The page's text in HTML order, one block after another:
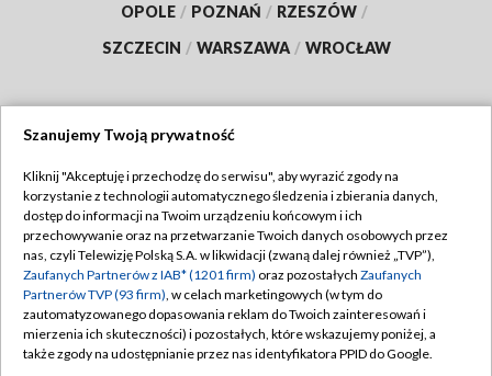
OPOLE / POZNAŃ / RZESZÓW /
SZCZECIN / WARSZAWA / WROCŁAW
TVP
Abonament TVP
Emisja w TVP
Centrum informacji TVP
Naziemna Telewizja Cyfrowa
Regulamin TVP
Polityka prywatności
Moje zgody
Pomoc
Szanujemy Twoją prywatność
Kliknij "Akceptuję i przechodzę do serwisu", aby wyrazić zgody na
korzystanie z technologii automatycznego śledzenia i zbierania danych,
dostęp do informacji na Twoim urządzeniu końcowym i ich
przechowywanie oraz na przetwarzanie Twoich danych osobowych przez
nas, czyli Telewizję Polską S.A. w likwidacji (zwaną dalej również „TVP”),
Zaufanych Partnerów z IAB* (1201 firm) oraz pozostałych Zaufanych
Partnerów TVP (93 firm), w celach marketingowych (w tym do
zautomatyzowanego dopasowania reklam do Twoich zainteresowań i
mierzenia ich skuteczności) i pozostałych, które wskazujemy poniżej, a
także zgody na udostępnianie przez nas identyfikatora PPID do Google.